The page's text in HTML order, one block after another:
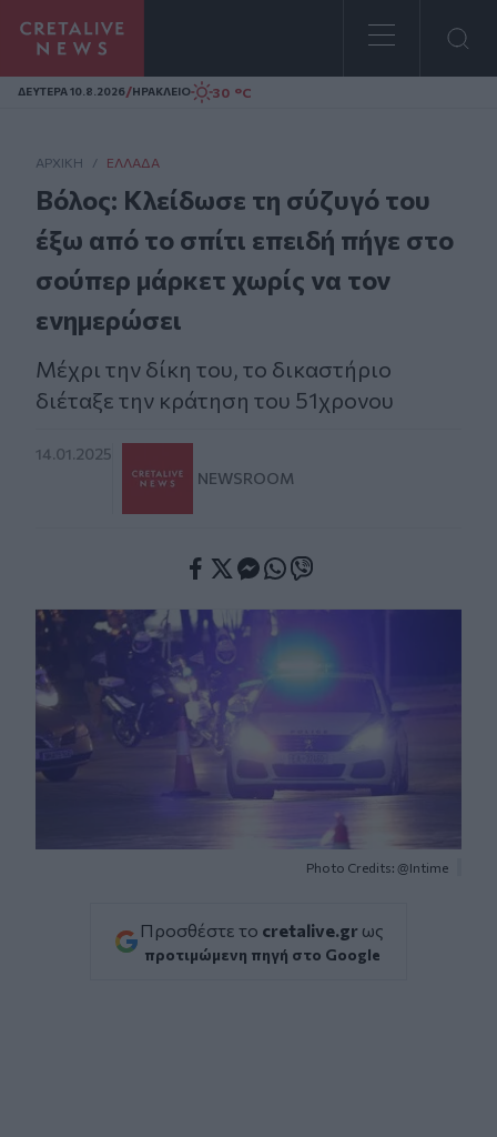
Homepage
ΔΕΥΤΕΡΑ 10.8.2026/ΗΡΑΚΛΕΙΟ 30 °C
ΑΡΧΙΚΗ / ΕΛΛΆΔΑ
Βόλος: Κλείδωσε τη σύζυγό του
έξω από το σπίτι επειδή πήγε στο
σούπερ μάρκετ χωρίς να τον
ενημερώσει
Μέχρι την δίκη του, το δικαστήριο
διέταξε την κράτηση του 51χρονου
14.01.2025
NEWSROOM
Photo Credits: @Intime
Προσθέστε το cretalive.gr ως
προτιμώμενη πηγή στο Google